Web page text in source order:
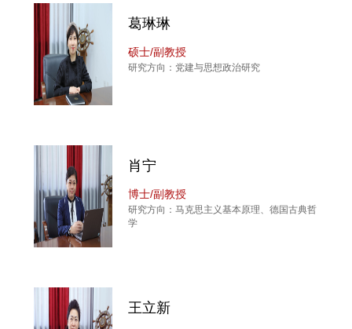
葛琳琳
硕士/副教授
研究方向：党建与思想政治研究
肖宁
博士/副教授
研究方向：马克思主义基本原理、德国古典哲
学
王立新